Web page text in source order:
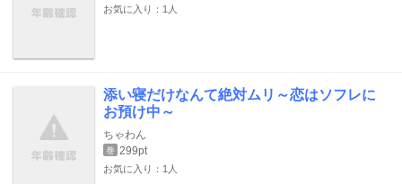
お気に入り：1人
添い寝だけなんて絶対ムリ～恋はソフレに
お預け中～
ちゃわん
巻 299pt
お気に入り：1人